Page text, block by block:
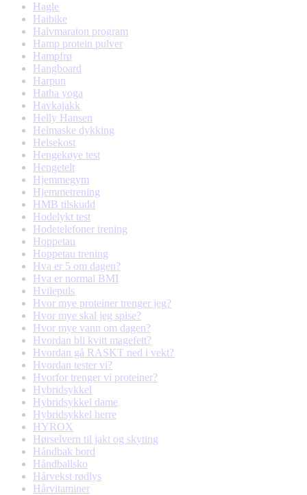
Hagle
Haibike
Halvmaraton program
Hamp protein pulver
Hampfrø
Hangboard
Harpun
Hatha yoga
Havkajakk
Helly Hansen
Helmaske dykking
Helsekost
Hengekøye test
Hengetelt
Hjemmegym
Hjemmetrening
HMB tilskudd
Hodelykt test
Hodetelefoner trening
Hoppetau
Hoppetau trening
Hva er 5 om dagen?
Hva er normal BMI
Hvilepuls
Hvor mye proteiner trenger jeg?
Hvor mye skal jeg spise?
Hvor mye vann om dagen?
Hvordan bli kvitt magefett?
Hvordan gå RASKT ned i vekt?
Hvordan tester vi?
Hvorfor trenger vi proteiner?
Hybridsykkel
Hybridsykkel dame
Hybridsykkel herre
HYROX
Hørselvern til jakt og skyting
Håndbak bord
Håndballsko
Hårvekst rødlys
Hårvitaminer